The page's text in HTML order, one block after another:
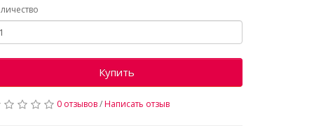
Купить
0 отзывов/Написать отзыв